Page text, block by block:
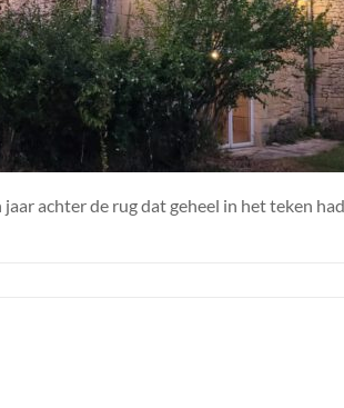
achter de rug dat geheel in het teken